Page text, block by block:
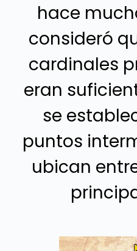
hace
consideró
cardinales
eran
se
puntos
ubican